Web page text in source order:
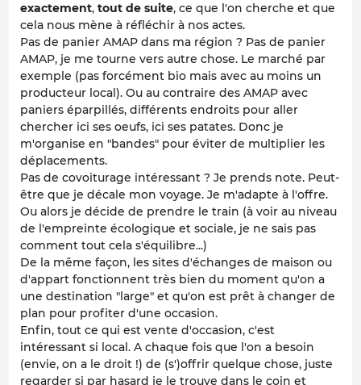
exactement, tout de suite, ce que l'on cherche et que
cela nous mène à réfléchir à nos actes.
Pas de panier AMAP dans ma région ? Pas de panier
AMAP, je me tourne vers autre chose. Le marché par
exemple (pas forcément bio mais avec au moins un
producteur local). Ou au contraire des AMAP avec
paniers éparpillés, différents endroits pour aller
chercher ici ses oeufs, ici ses patates. Donc je
m'organise en "bandes" pour éviter de multiplier les
déplacements.
Pas de covoiturage intéressant ? Je prends note. Peut-
être que je décale mon voyage. Je m'adapte à l'offre.
Ou alors je décide de prendre le train (à voir au niveau
de l'empreinte écologique et sociale, je ne sais pas
comment tout cela s'équilibre...)
De la même façon, les sites d'échanges de maison ou
d'appart fonctionnent très bien du moment qu'on a
une destination "large" et qu'on est prêt à changer de
plan pour profiter d'une occasion.
Enfin, tout ce qui est vente d'occasion, c'est
intéressant si local. A chaque fois que l'on a besoin
(envie, on a le droit !) de (s')offrir quelque chose, juste
regarder si par hasard je le trouve dans le coin et